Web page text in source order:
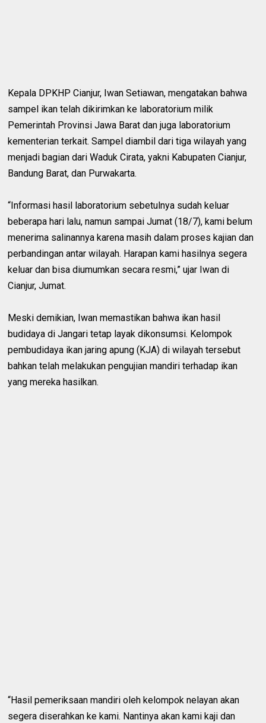
Kepala DPKHP Cianjur, Iwan Setiawan, mengatakan bahwa
sampel ikan telah dikirimkan ke laboratorium milik
Pemerintah Provinsi Jawa Barat dan juga laboratorium
kementerian terkait. Sampel diambil dari tiga wilayah yang
menjadi bagian dari Waduk Cirata, yakni Kabupaten Cianjur,
Bandung Barat, dan Purwakarta.
“Informasi hasil laboratorium sebetulnya sudah keluar
beberapa hari lalu, namun sampai Jumat (18/7), kami belum
menerima salinannya karena masih dalam proses kajian dan
perbandingan antar wilayah. Harapan kami hasilnya segera
keluar dan bisa diumumkan secara resmi,” ujar Iwan di
Cianjur, Jumat.
Meski demikian, Iwan memastikan bahwa ikan hasil
budidaya di Jangari tetap layak dikonsumsi. Kelompok
pembudidaya ikan jaring apung (KJA) di wilayah tersebut
bahkan telah melakukan pengujian mandiri terhadap ikan
yang mereka hasilkan.
“Hasil pemeriksaan mandiri oleh kelompok nelayan akan
segera diserahkan ke kami. Nantinya akan kami kaji dan